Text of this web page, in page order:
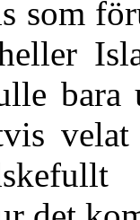
som